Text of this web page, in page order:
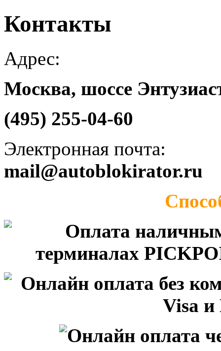
Контакты
Адрес:
Москва, шоссе
(495) 255-04-60
Электронная почта:
mail@autoblokirator.ru